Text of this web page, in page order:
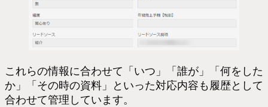
これらの情報に合わせて「いつ」「誰が」「何をした
か」「その時の資料」といった対応内容も履歴として
合わせて管理しています。